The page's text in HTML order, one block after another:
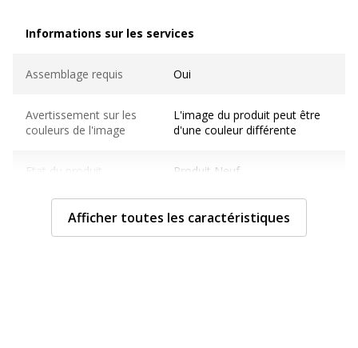
Informations sur les services
Assemblage requis Oui
Avertissement sur les
couleurs de l'image
L'image du produit peut être
d'une couleur différente
Etat du produit Produit Neuf
Sous type mobilier
Afficher toutes les caractéristiques